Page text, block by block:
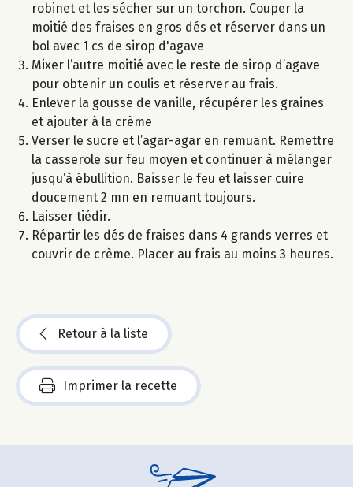
robinet et les sécher sur un torchon. Couper la
moitié des fraises en gros dés et réserver dans un
bol avec 1 cs de sirop d'agave
Mixer l’autre moitié avec le reste de sirop d’agave
pour obtenir un coulis et réserver au frais.
Enlever la gousse de vanille, récupérer les graines
et ajouter à la crème
Verser le sucre et l’agar-agar en remuant. Remettre
la casserole sur feu moyen et continuer à mélanger
jusqu’à ébullition. Baisser le feu et laisser cuire
doucement 2 mn en remuant toujours.
Laisser tiédir.
Répartir les dés de fraises dans 4 grands verres et
couvrir de crème. Placer au frais au moins 3 heures.
Retour à la liste
Imprimer la recette